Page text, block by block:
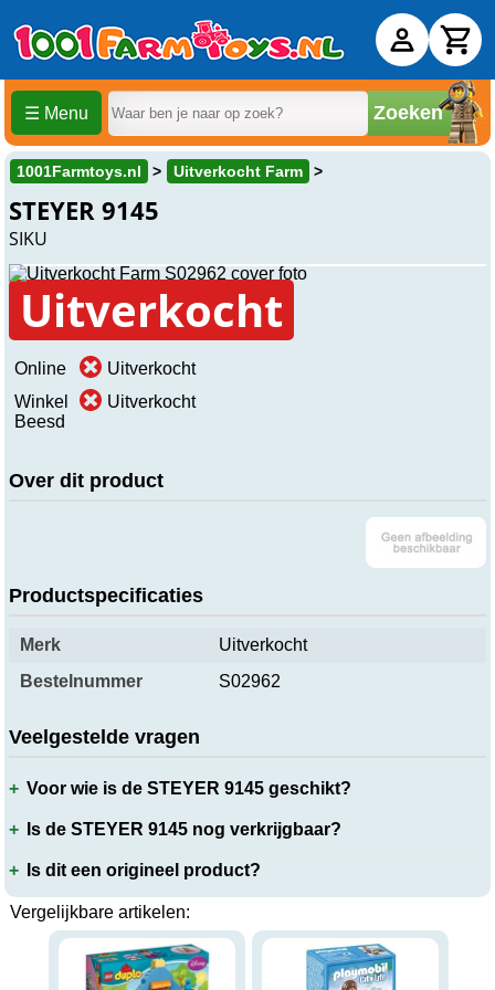
☰ Menu Zoeken
1001Farmtoys.nl Uitverkocht Farm
STEYER 9145
SIKU
Uitverkocht
Online
Uitverkocht
Winkel
Beesd
Uitverkocht
Over dit product
Productspecificaties
Merk
Uitverkocht
Bestelnummer
S02962
Veelgestelde vragen
Voor wie is de STEYER 9145 geschikt?
Is de STEYER 9145 nog verkrijgbaar?
Is dit een origineel product?
Vergelijkbare artikelen: